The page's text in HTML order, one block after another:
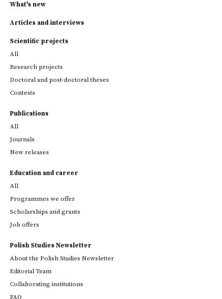
What's new
Articles and interviews
Scientific projects
All
Research projects
Doctoral and post-doctoral theses
Contests
Publications
All
Journals
New releases
Education and career
All
Programmes we offer
Scholarships and grants
Job offers
Polish Studies Newsletter
About the Polish Studies Newsletter
Editorial Team
Collaborating institutions
FAQ